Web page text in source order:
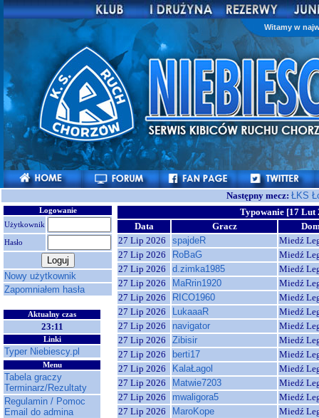
Witamy w
Następny mecz: ŁKS
Logowanie
Użytkownik
Hasło
Nowy użytkownik
Zapomniałem hasła
Aktualny czas
23:11
Linki
Typer Niebiescy.pl
Menu
Tabela graczy
Terminarz/Rezultaty
Regulamin / Pomoc
Email do admina
Typowanie [17 Lut
Data
Gracz
27 Lip 2026
spajdeR
Miedź
27 Lip 2026
RoBaG
Miedź
27 Lip 2026
d.zimka1985
Miedź
27 Lip 2026
MaRrin1920
Miedź
27 Lip 2026
RICO1960
Miedź
27 Lip 2026
LukaaaR
Miedź
27 Lip 2026
navigator
Miedź
27 Lip 2026
Zibisir
Miedź
27 Lip 2026
berti17
Miedź
27 Lip 2026
KalaŁagol
Miedź
27 Lip 2026
Matwie7203
Miedź
27 Lip 2026
mwaligora5
Miedź
27 Lip 2026
MaroKope
Miedź